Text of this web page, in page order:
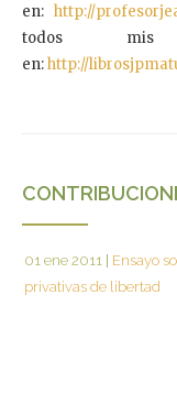
en:http://
todos
en:http://
01 ene 2011
Ensayo
privativas de libertad